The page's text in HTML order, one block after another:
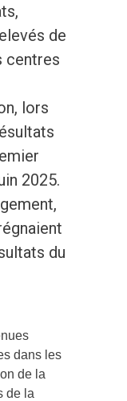
de
centres
lors
2025.
du
dans les
de la
de la